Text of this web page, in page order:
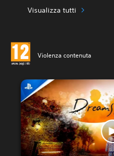
Visualizza tutti
Violenza contenuta